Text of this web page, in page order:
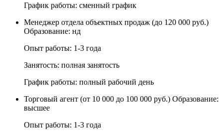
График работы: сменный график
Менеджер отдела объектных продаж (до 120 000 руб.)
Образование: нд
Опыт работы: 1-3 года
Занятость: полная занятость
График работы: полный рабочий день
Торговый агент (от 10 000 до 100 000 руб.) Образование:
высшее
Опыт работы: 1-3 года